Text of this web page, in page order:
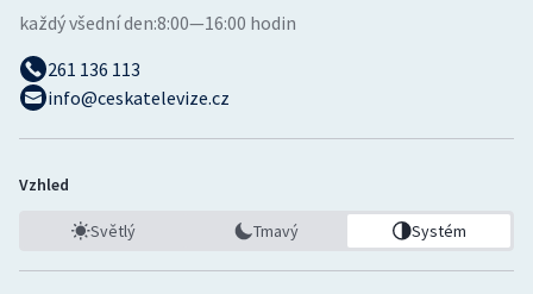
každý všední den:8:00—16:00 hodin
261 136 113
info@ceskatelevize.cz
Vzhled
Světlý Tmavý Systém